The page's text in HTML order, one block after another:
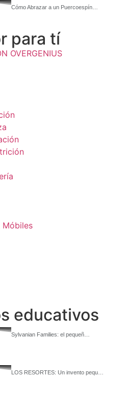
Cómo Abrazar a un Puercoespín…
para tí
OVERGENIUS
Móbiles
educativos
Sylvanian Families: el pequeñ…
LOS RESORTES: Un invento pequ…